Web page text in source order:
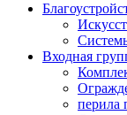
Входная
перила